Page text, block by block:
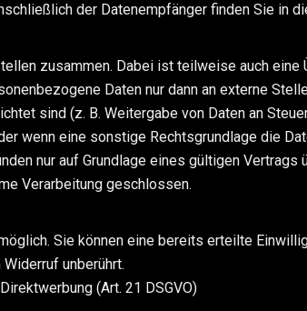
der Datenempfänger finden Sie in
zusammen. Dabei ist teilweise auch eine
Daten nur dann an externe
sind (z. B. Weitergabe von Daten an
wenn eine sonstige Rechtsgrundlage die
nur auf Grundlage eines gültigen Vertrags
Verarbeitung geschlossen.
Sie können eine bereits erteilte
unberührt.
(Art. 21 DSGVO)